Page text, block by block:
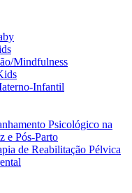
Mindfulness
Infantil
Psicológico na
e Pós-Parto
de Reabilitação Pélvica